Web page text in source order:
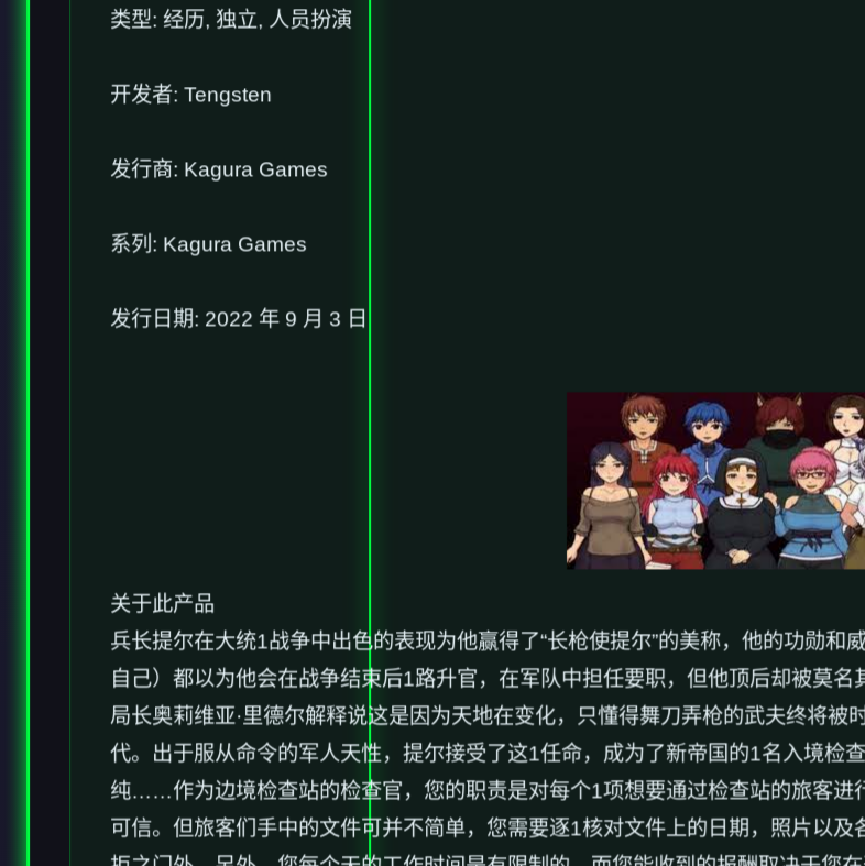
类型: 经历, 独立, 人员扮演
开发者: Tengsten
发行商: Kagura Games
系列: Kagura Games
发行日期: 2022 年 9 月 3 日
关于此产品
兵长提尔在大统1战争中出色的表现为他赢得了“长枪使提尔”的美称，他的功勋
自己）都以为他会在战争结束后1路升官，在军队中担任要职，但他顶后却被莫
局长奥莉维亚·里德尔解释说这是因为天地在变化，只懂得舞刀弄枪的武夫终将
代。出于服从命令的军人天性，提尔接受了这1任命，成为了新帝国的1名入境检
纯……作为边境检查站的检查官，您的职责是对每个1项想要通过检查站的旅客进
可信。但旅客们手中的文件可并不简单，您需要逐1核对文件上的日期，照片以